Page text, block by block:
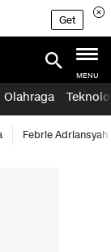
Get
MENU
Olahraga
Febrie Adriansyah